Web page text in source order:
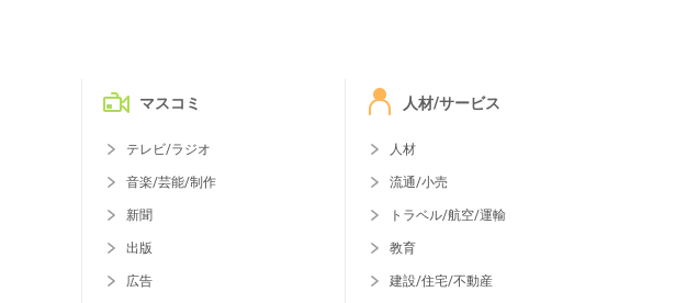
マスコミ
テレビ/ラジオ
音楽/芸能/制作
新聞
出版
広告
人材/サービス
人材
流通/小売
トラベル/航空/運輸
教育
建設/住宅/不動産